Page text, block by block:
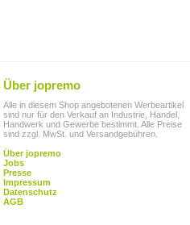
Über jopremo
Alle in diesem Shop angebotenen Werbeartikel
sind nur für den Verkauf an Industrie, Handel,
Handwerk und Gewerbe bestimmt. Alle Preise
sind zzgl. MwSt. und Versandgebühren.
Über jopremo
Jobs
Presse
Impressum
Datenschutz
AGB